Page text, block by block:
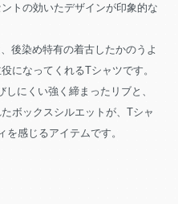
トの効いたデザインが印象的な
後染め特有の着古したかのうよ
になってくれるTシャツです。
にくい強く締まったリブと、
ボックスシルエットが、Tシャ
感じるアイテムです。